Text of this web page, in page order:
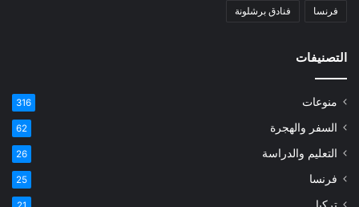
فرنسا فنادق برشلونة
التصنيفات
منوعات 316
السفر والهجرة 62
التعليم والدراسة 26
فرنسا 25